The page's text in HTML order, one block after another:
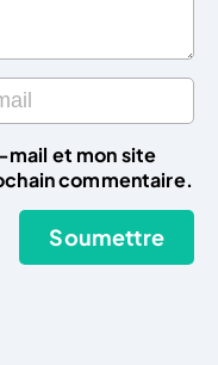
mail et mon site
commentaire.